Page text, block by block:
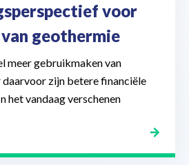
voor
geothermie
meer gebruikmaken van
zijn betere financiële
het vandaag verschenen